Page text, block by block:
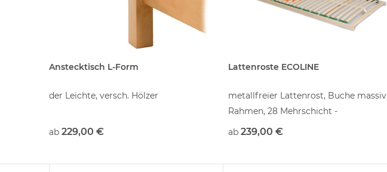
Anstecktisch L-Form
der Leichte, versch. Hölzer
ab 229,00 €
Lattenroste ECOLINE
metallfreier Lattenrost, Buche massiv
Rahmen, 28 Mehrschicht -
Federholzleisten,
ab 239,00 €